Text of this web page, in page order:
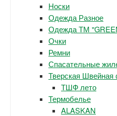
Носки
Одежда Разное
Одежда ТМ
Очки
Ремни
Спасательные
Тверская Швейная
ТШФ лето
Термобелье
ALASKAN